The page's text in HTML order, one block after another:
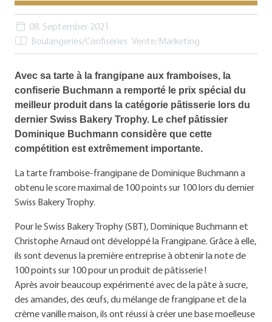
08. September 2021
Boulangeries/Confiseries Vente/Marketing
Avec sa tarte à la frangipane aux framboises, la
confiserie Buchmann a remporté le prix spécial du
meilleur produit dans la catégorie pâtisserie lors du
dernier Swiss Bakery Trophy. Le chef pâtissier
Dominique Buchmann considère que cette
compétition est extrêmement importante.
La tarte framboise-frangipane de Dominique Buchmann a
obtenu le score maximal de 100 points sur 100 lors du dernier
Swiss Bakery Trophy.
Pour le Swiss Bakery Trophy (SBT), Dominique Buchmann et
Christophe Arnaud ont développé la Frangipane. Grâce à elle,
ils sont devenus la première entreprise à obtenir la note de
100 points sur 100 pour un produit de pâtisserie !
Après avoir beaucoup expérimenté avec de la pâte à sucre,
des amandes, des œufs, du mélange de frangipane et de la
crème vanille maison, ils ont réussi à créer une base moelleuse